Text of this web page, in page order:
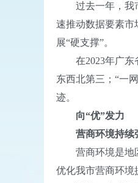
过去一年，我市
速推动数据要素市
展“硬支撑”。
在2023年广东省
东西北第三；“一
迹。
向“优”发力
营商环境持续
营商环境是地区
优化我市营商环境